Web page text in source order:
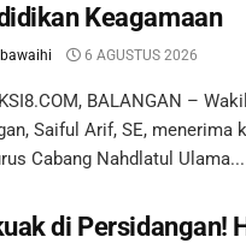
Keagamaan
6 AGUSTUS 2026
BALANGAN –
Saiful Arif, SE,
Cabang Nahdlatul Ulama...
di Persidangan!